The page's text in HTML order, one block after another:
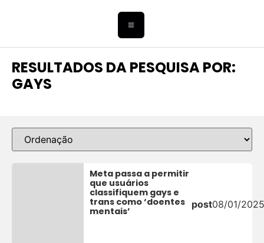
RESULTADOS DA PESQUISA POR:
GAYS
Meta passa a permitir
que usuários
classifiquem gays e
trans como ‘doentes
mentais’
post08/01/